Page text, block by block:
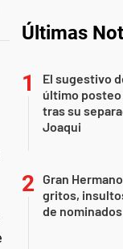
Últimas
El sugestivo
último posteo
tras su
Joaqui
Gran
gritos,
de